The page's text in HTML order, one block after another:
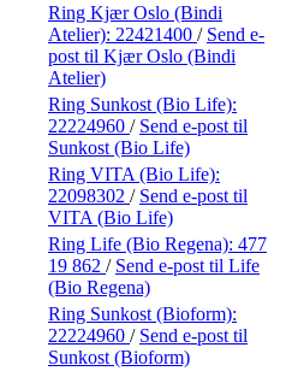
Ring Kjær Oslo (Bindi
Atelier): 22421400 / Send e-
post til Kjær Oslo (Bindi
Atelier)
Ring Sunkost (Bio Life):
22224960 / Send e-post til
Sunkost (Bio Life)
Ring VITA (Bio Life):
22098302 / Send e-post til
VITA (Bio Life)
Ring Life (Bio Regena): 477
19 862 / Send e-post til Life
(Bio Regena)
Ring Sunkost (Bioform):
22224960 / Send e-post til
Sunkost (Bioform)